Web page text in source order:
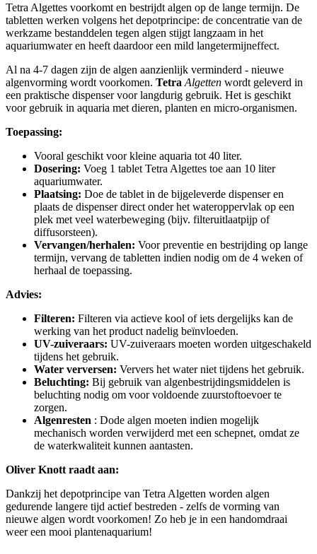
Tetra Algettes voorkomt en bestrijdt algen op de lange termijn. De
tabletten werken volgens het depotprincipe: de concentratie van de
werkzame bestanddelen tegen algen stijgt langzaam in het
aquariumwater en heeft daardoor een mild langetermijneffect.
Al na 4-7 dagen zijn de algen aanzienlijk verminderd - nieuwe
algenvorming wordt voorkomen. Tetra Algetten wordt geleverd in
een praktische dispenser voor langdurig gebruik. Het is geschikt
voor gebruik in aquaria met dieren, planten en micro-organismen.
Toepassing:
Vooral geschikt voor kleine aquaria tot 40 liter.
Dosering: Voeg 1 tablet Tetra Algettes toe aan 10 liter
aquariumwater.
Plaatsing: Doe de tablet in de bijgeleverde dispenser en
plaats de dispenser direct onder het wateroppervlak op een
plek met veel waterbeweging (bijv. filteruitlaatpijp of
diffusorsteen).
Vervangen/herhalen: Voor preventie en bestrijding op lange
termijn, vervang de tabletten indien nodig om de 4 weken of
herhaal de toepassing.
Advies:
Filteren: Filteren via actieve kool of iets dergelijks kan de
werking van het product nadelig beïnvloeden.
UV-zuiveraars: UV-zuiveraars moeten worden uitgeschakeld
tijdens het gebruik.
Water verversen: Ververs het water niet tijdens het gebruik.
Beluchting: Bij gebruik van algenbestrijdingsmiddelen is
beluchting nodig om voor voldoende zuurstoftoevoer te
zorgen.
Algenresten : Dode algen moeten indien mogelijk
mechanisch worden verwijderd met een schepnet, omdat ze
de waterkwaliteit kunnen aantasten.
Oliver Knott raadt aan:
Dankzij het depotprincipe van Tetra Algetten worden algen
gedurende langere tijd actief bestreden - zelfs de vorming van
nieuwe algen wordt voorkomen! Zo heb je in een handomdraai
weer een mooi plantenaquarium!